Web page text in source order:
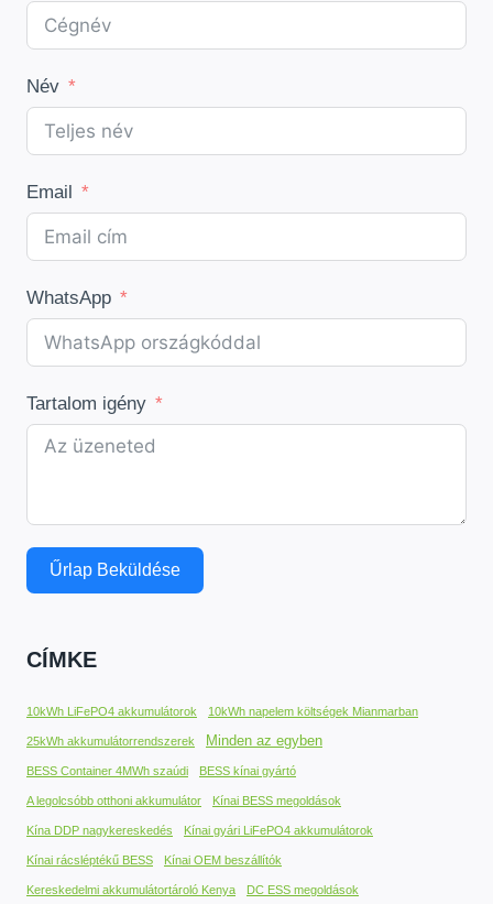
Név
Email
WhatsApp
Tartalom igény
Űrlap Beküldése
CÍMKE
10kWh LiFePO4 akkumulátorok 10kWh napelem költségek Mianmarban
25kWh akkumulátorrendszerek Minden az egyben
BESS Container 4MWh szaúdi BESS kínai gyártó
A legolcsóbb otthoni akkumulátor Kínai BESS megoldások
Kína DDP nagykereskedés Kínai gyári LiFePO4 akkumulátorok
Kínai rácsléptékű BESS Kínai OEM beszállítók
Kereskedelmi akkumulátortároló Kenya DC ESS megoldások